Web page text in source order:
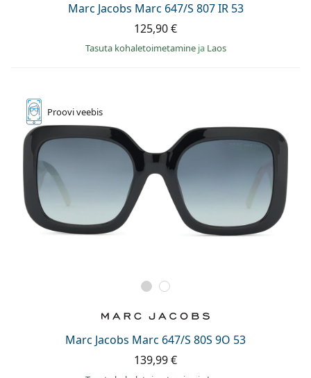
Marc Jacobs Marc 647/S 807 IR 53
125,90 €
Tasuta kohaletoimetamine ja Laos
Prooviveebis
Marc Jacobs Marc 647/S 80S 9O 53
139,99 €